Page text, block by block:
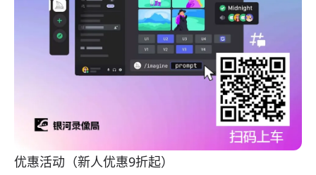
优惠活动（新人优惠9折起）